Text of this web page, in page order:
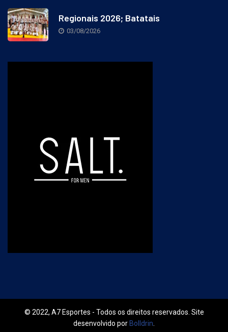
Regionais 2026; Batatais
03/08/2026
© 2022, A7 Esportes - Todos os direitos reservados. Site
desenvolvido por Bolldrin.